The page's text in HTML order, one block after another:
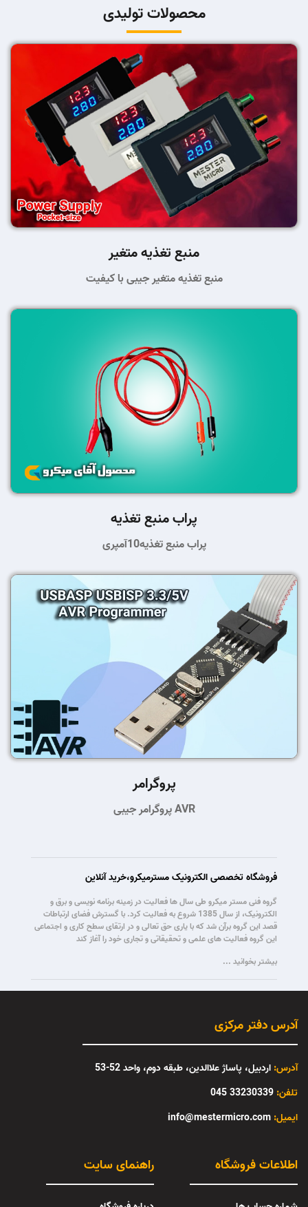
محصولات تولیدی
منبع تغذیه متغیر
منبع تغذیه متغیر جیبی با کیفیت
پراب منبع تغذیه
پراب منبع تغذیه10آمپری
پروگرامر
پروگرامر جیبی AVR
فروشگاه تخصصی الکترونیک مسترمیکرو،خرید آنلاین
گروه فنی مستر میکرو طی سال ها فعالیت در زمینه برنامه نویسی و برق و
الکترونیک، از سال 1385 شروع به فعالیت کرد. با گسترش فضای ارتباطات
قصد این گروه برآن شد که با یاری حق تعالی و در ارتقای سطح کاری و اجتماعی
این گروه فعالیت های علمی و تحقیقاتی و تجاری خود را آغاز کند
بیشتر بخوانید ...
آدرس دفتر مرکزی
آدرس: اردبیل، پاساژ علاالدین، طبقه دوم، واحد 52-53
تلفن: 33230339 045
info@mestermicro.com :ایمیل
راهنمای سایت اطلاعات فروشگاه